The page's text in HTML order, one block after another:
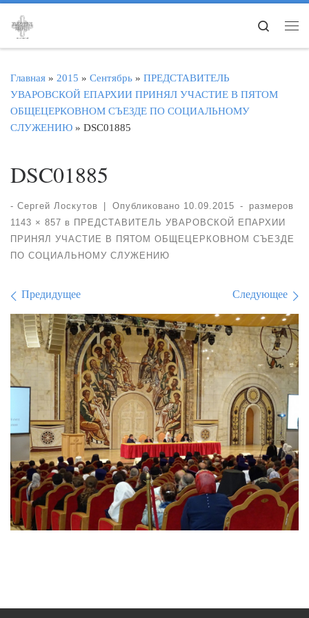
Перейти к содержимому
Search
Главная » 2015 » Сентябрь » ПРЕДСТАВИТЕЛЬ
УВАРОВСКОЙ ЕПАРХИИ ПРИНЯЛ УЧАСТИЕ В ПЯТОМ
ОБЩЕЦЕРКОВНОМ СЪЕЗДЕ ПО СОЦИАЛЬНОМУ
СЛУЖЕНИЮ » DSC01885
DSC01885
- Сергей Лоскутов Опубликовано 10.09.2015 -
размеров
1143 × 857 в ПРЕДСТАВИТЕЛЬ УВАРОВСКОЙ ЕПАРХИИ
ПРИНЯЛ УЧАСТИЕ В ПЯТОМ ОБЩЕЦЕРКОВНОМ СЪЕЗДЕ
ПО СОЦИАЛЬНОМУ СЛУЖЕНИЮ
Навигация по
Предидущее Следующее